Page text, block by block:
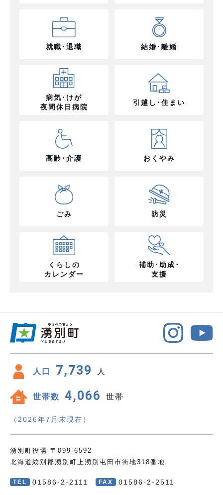
就職･退職 結婚･離婚
病気･けが
夜間休日病院
引越し･住まい
高齢･介護 おくやみ
ごみ 防災
くらしの
カレンダー
補助･助成･
支援
人口 7,739 人
世帯数 4,066 世帯
（2026年7月末現在）
湧別町役場 〒099-6592
北海道紋別郡湧別町上湧別屯田市街地318番地
TEL 01586-2-2111 FAX 01586-2-2511